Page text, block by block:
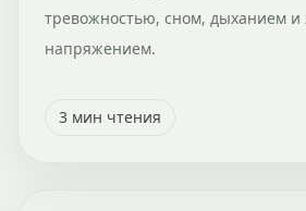
тревожностью, сном, дыханием и
напряжением.
3 мин чтения